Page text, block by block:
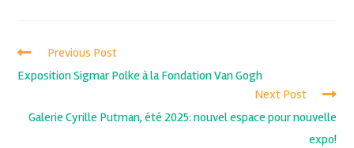
Previous Post
Exposition Sigmar Polke à la Fondation Van Gogh
Next Post
Galerie Cyrille Putman, été 2025: nouvel espace pour nouvelle
expo!